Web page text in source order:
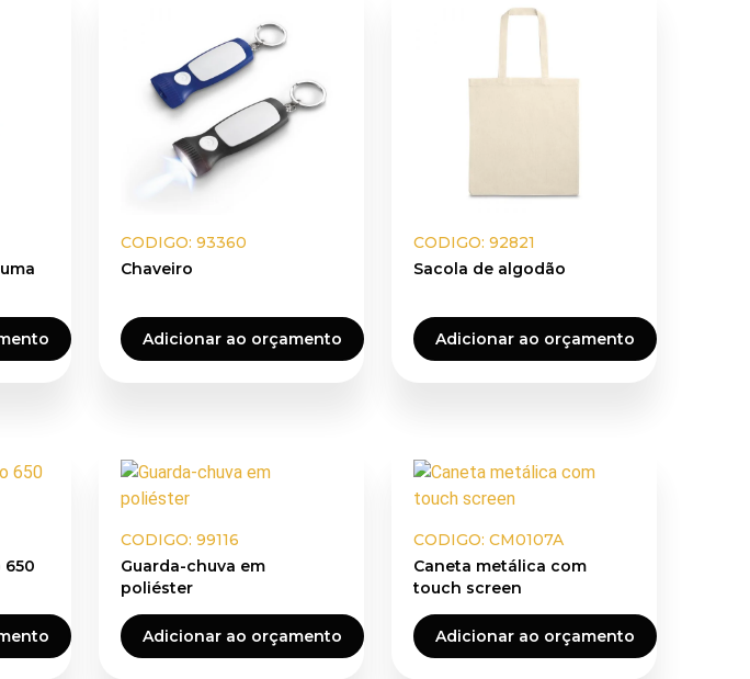
CODIGO: 93360
Chaveiro
Adicionar ao orçamento
CODIGO: 92821
Sacola de algodão
Adicionar ao orçamento
650
CODIGO: 99116
Guarda-chuva em
poliéster
Adicionar ao orçamento
CODIGO: CM0107A
Caneta metálica com
touch screen
Adicionar ao orçamento